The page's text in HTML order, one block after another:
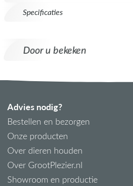
Specificaties
Door u bekeken
Advies nodig?
Bestellen en bezorgen
Onze producten
Over dieren houden
Over GrootPlezier.nl
Showroom en productie